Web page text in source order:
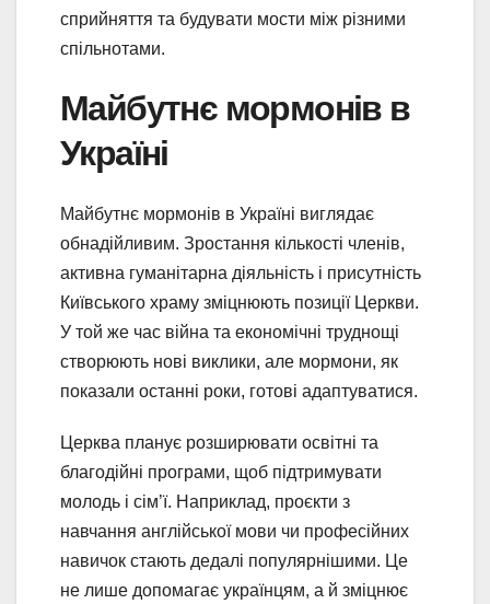
сприйняття та будувати мости між різними
спільнотами.
Майбутнє мормонів в
Україні
Майбутнє мормонів в Україні виглядає
обнадійливим. Зростання кількості членів,
активна гуманітарна діяльність і присутність
Київського храму зміцнюють позиції Церкви.
У той же час війна та економічні труднощі
створюють нові виклики, але мормони, як
показали останні роки, готові адаптуватися.
Церква планує розширювати освітні та
благодійні програми, щоб підтримувати
молодь і сім’ї. Наприклад, проєкти з
навчання англійської мови чи професійних
навичок стають дедалі популярнішими. Це
не лише допомагає українцям, а й зміцнює